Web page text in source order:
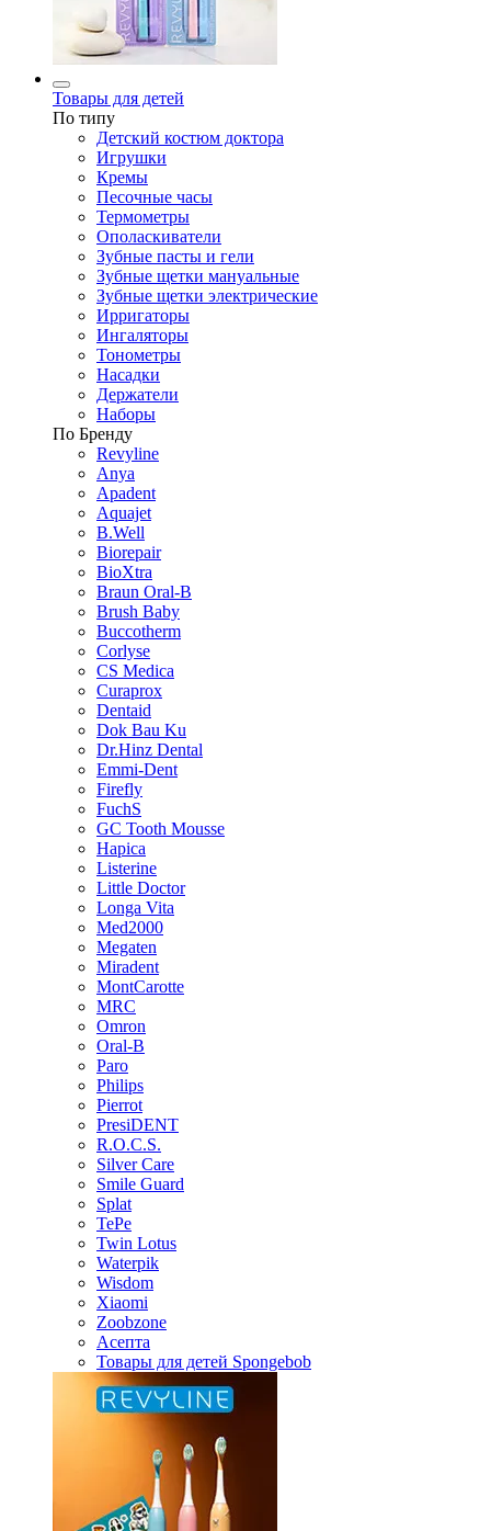
Товары для детей
По типу
Детский костюм доктора
Игрушки
Кремы
Песочные часы
Термометры
Ополаскиватели
Зубные пасты и гели
Зубные щетки мануальные
Зубные щетки электрические
Ирригаторы
Ингаляторы
Тонометры
Насадки
Держатели
Наборы
По Бренду
Revyline
Anya
Apadent
Aquajet
B.Well
Biorepair
BioXtra
Braun Oral-B
Brush Baby
Buccotherm
Corlyse
CS Medica
Curaprox
Dentaid
Dok Bau Ku
Dr.Hinz Dental
Emmi-Dent
Firefly
FuchS
GC Tooth Mousse
Hapica
Listerine
Little Doctor
Longa Vita
Med2000
Megaten
Miradent
MontCarotte
MRC
Omron
Oral-B
Paro
Philips
Pierrot
PresiDENT
R.O.C.S.
Silver Care
Smile Guard
Splat
TePe
Twin Lotus
Waterpik
Wisdom
Xiaomi
Zoobzone
Асепта
Товары для детей Spongebob